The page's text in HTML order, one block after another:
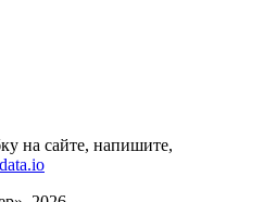
на сайте, напишите,